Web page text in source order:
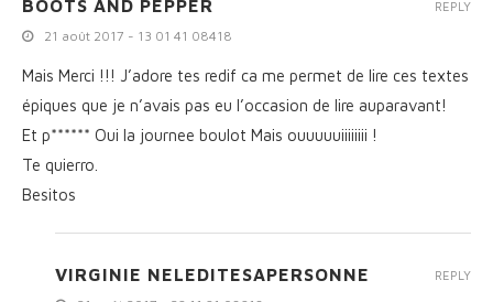
BOOTS AND PEPPER
21 août 2017 - 13 01 41 08418
Mais Merci !!! J’adore tes redif ca me permet de lire ces textes
épiques que je n’avais pas eu l’occasion de lire auparavant!
Et p****** Oui la journee boulot Mais ouuuuuiiiiiiii !
Te quierro.
Besitos
REPLY
VIRGINIE NELEDITESAPERSONNE REPLY